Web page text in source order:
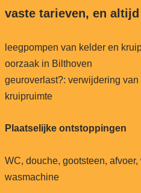
vaste tarieven, en
leegpompen van kelder en
oorzaak in Bilthoven
geuroverlast?: verwijdering
kruipruimte
Plaatselijke ontstoppingen
WC, douche, gootsteen,
wasmachine